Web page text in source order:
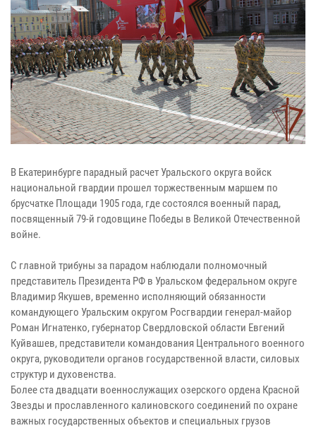
В Екатеринбурге парадный расчет Уральского округа войск
национальной гвардии прошел торжественным маршем по
брусчатке Площади 1905 года, где состоялся военный парад,
посвященный 79-й годовщине Победы в Великой Отечественной
войне.
С главной трибуны за парадом наблюдали полномочный
представитель Президента РФ в Уральском федеральном округе
Владимир Якушев, временно исполняющий обязанности
командующего Уральским округом Росгвардии генерал-майор
Роман Игнатенко, губернатор Свердловской области Евгений
Куйвашев, представители командования Центрального военного
округа, руководители органов государственной власти, силовых
структур и духовенства.
Более ста двадцати военнослужащих озерского ордена Красной
Звезды и прославленного калиновского соединений по охране
важных государственных объектов и специальных грузов